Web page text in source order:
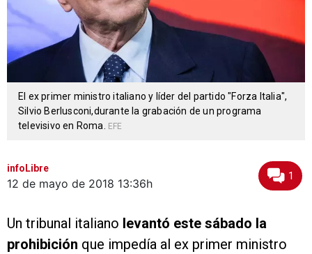
El ex primer ministro italiano y líder del partido "Forza Italia",
Silvio Berlusconi,durante la grabación de un programa
televisivo en Roma.
EFE
infoLibre
12 de mayo de 2018 13:36h
1
Un tribunal italiano levantó este sábado la
prohibición que impedía al ex primer ministro